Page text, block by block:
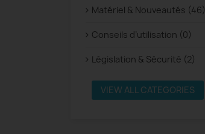
Matériel & Nouveautés (46)
Conseils d’utilisation (0)
Législation & Sécurité (2)
VIEW ALL CATEGORIES